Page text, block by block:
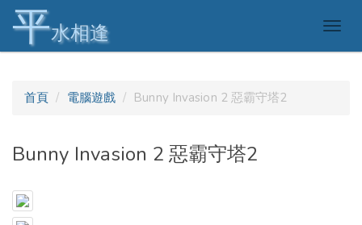
平水相逢
首頁 電腦遊戲 Bunny Invasion 2 惡霸守塔2
Bunny Invasion 2 惡霸守塔2